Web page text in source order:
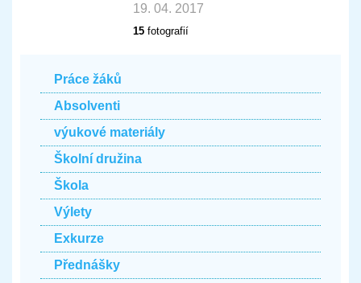
19. 04. 2017
15 fotografií
Práce žáků
Absolventi
výukové materiály
Školní družina
Škola
Výlety
Exkurze
Přednášky